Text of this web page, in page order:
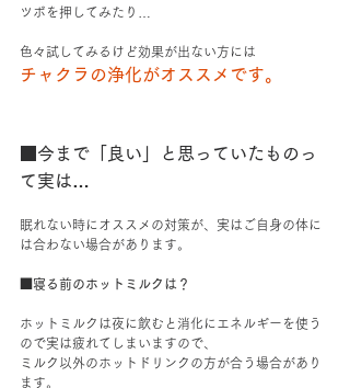
ツボを押してみたり…
色々試してみるけど効果が出ない方には
チャクラの浄化がオススメです。
■今まで「良い」と思っていたものっ
て実は…
眠れない時にオススメの対策が、実はご自身の体に
は合わない場合があります。
■寝る前のホットミルクは？
ホットミルクは夜に飲むと消化にエネルギーを使う
ので実は疲れてしまいますので、
ミルク以外のホットドリンクの方が合う場合があり
ます。